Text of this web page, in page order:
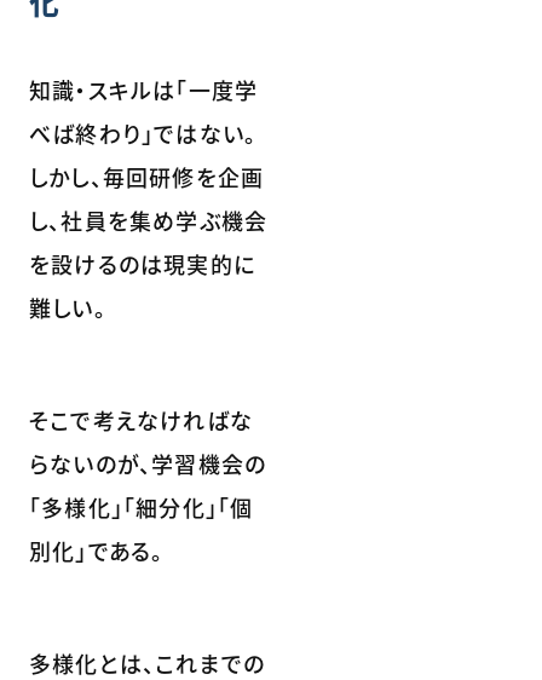
知識・スキルは「一度学
べば終わり」ではない。
しかし、毎回研修を企画
し、社員を集め学ぶ機会
を設けるのは現実的に
難しい。
そこで考えなければな
らないのが、学習機会の
「多様化」「細分化」「個
別化」である。
多様化とは、これまでの